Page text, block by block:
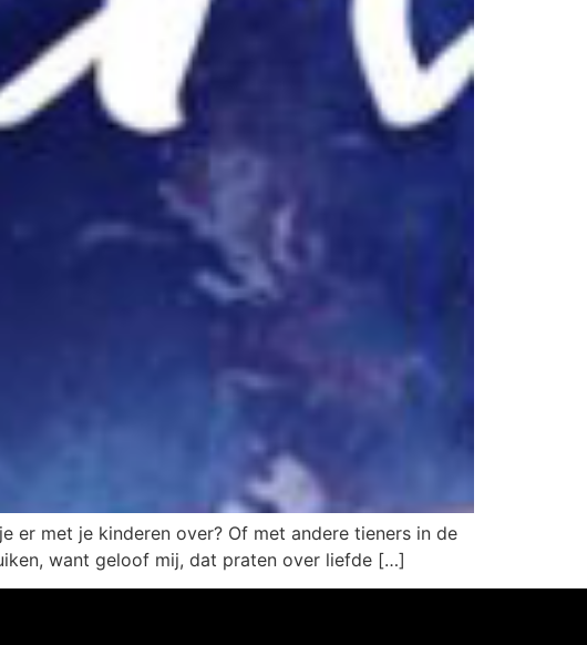
er met je kinderen over? Of met andere tieners in de
want geloof mij, dat praten over liefde […]